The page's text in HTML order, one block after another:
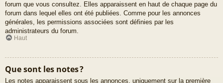
forum que vous consultez. Elles apparaissent en haut de chaque page du
forum dans lequel elles ont été publiées. Comme pour les annonces
générales, les permissions associées sont définies par les
administrateurs du forum.
Haut
Que sont les notes ?
Les notes apparaissent sous les annonces, uniquement sur la première